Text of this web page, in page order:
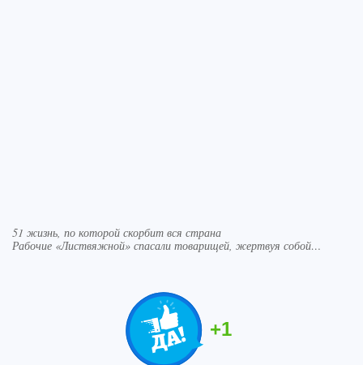
51 жизнь, по которой скорбит вся страна
Рабочие «Листвяжной» спасали товарищей, жертвуя собой…
+1